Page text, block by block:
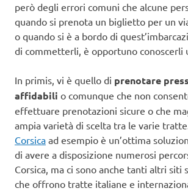
però degli errori comuni che alcune
quando si prenota un biglietto per un
o quando si è a bordo di
di commetterli, è opportuno conoscerli
In primis, vi è quello di prenotare
affidabili o comunque che non
effettuare prenotazioni sicure o che
ampia varietà di scelta tra le varie
Corsica ad esempio è un’ottima
di avere a disposizione numerosi
Corsica, ma ci sono anche tanti altri siti
che offrono tratte italiane e